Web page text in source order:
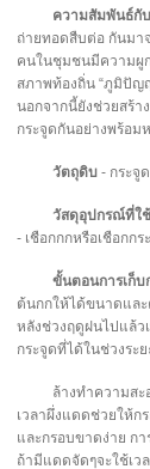
ความสัมพันธ์กั
ถ่ายทอดสืบต่อ กันมา
คนในชุมชนมีความผู
สภาพท้องถิ่น “ภูมิปัญ
นอกจากนี้ยังช่วยสร้
กระจูดกันอย่างพร้อม
วัตถุดิบ - กระจู
วัสดุอุปกรณ์ที่ใ
- เชือกกกหรือเชือกก
ขั้นตอนการเก็บ
ต้นกกให้ได้ขนาดแล
หลังช่วงฤดูฝนไปแล้ว
กระจูดที่ได้ในช่วงระ
ล้างทำความสะ
เวลาผึ่งแดดช่วยให้ก
และกรอบขาดง่าย ก
ถ้ามีแดดจัดๆจะใช้เว